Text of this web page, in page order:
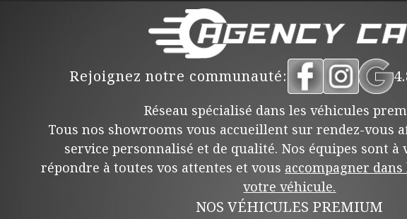
Rejoignez notre communauté:
Réseau spécialisé dans les véhicules
Tous nos showrooms vous accueillent sur rendez-vous
service personnalisé et de qualité. Nos équipes sont à
répondre à toutes vos attentes et vous accompagner
votre véhicule.
NOS VÉHICULES PREMIUM